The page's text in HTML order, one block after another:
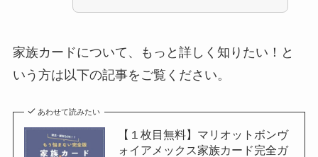
家族カードについて、もっと詳しく知りたい！と
いう方は以下の記事をご覧ください。
あわせて読みたい
【１枚目無料】マリオットボンヴ
ォイアメックス家族カード完全ガ